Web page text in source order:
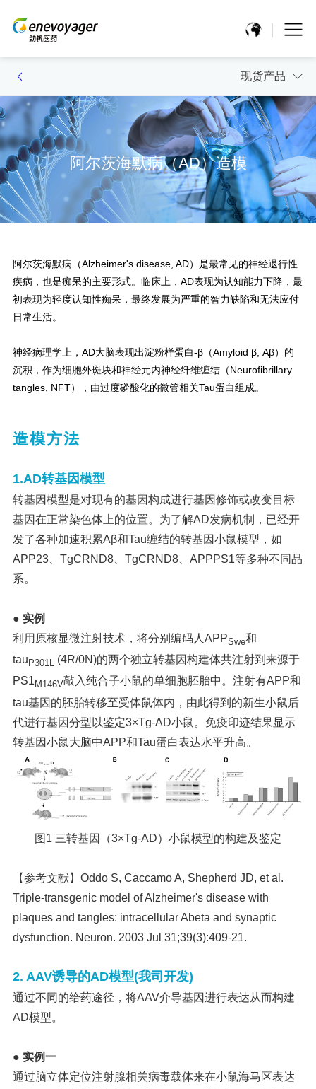
现货产品
阿尔茨海默病（AD）造模
阿尔茨海默病（Alzheimer's disease, AD）是最常见的神经退行性
疾病，也是痴呆的主要形式。临床上，AD表现为认知能力下降，最
初表现为轻度认知性痴呆，最终发展为严重的智力缺陷和无法应付
日常生活。
神经病理学上，AD大脑表现出淀粉样蛋白‐β（Amyloid β, Aβ）的
沉积，作为细胞外斑块和神经元内神经纤维缠结（Neurofibrillary
tangles, NFT），由过度磷酸化的微管相关Tau蛋白组成。
造模方法
1.AD转基因模型
转基因模型是对现有的基因构成进行基因修饰或改变目标
基因在正常染色体上的位置。为了解AD发病机制，已经开
发了各种加速积累Aβ和Tau缠结的转基因小鼠模型，如
APP23、TgCRND8、TgCRND8、APPPS1等多种不同品
系。
● 实例
利用原核显微注射技术，将分别编码人APPSwe和
tau P301L (4R/0N)的两个独立转基因构建体共注射到来源于
PS1M146V敲入纯合子小鼠的单细胞胚胎中。注射有APP和
tau基因的胚胎转移至受体鼠体内，由此得到的新生小鼠后
代进行基因分型以鉴定3×Tg-AD小鼠。免疫印迹结果显示
转基因小鼠大脑中APP和Tau蛋白表达水平升高。
图1 三转基因（3×Tg-AD）小鼠模型的构建及鉴定
【参考文献】 Oddo S, Caccamo A, Shepherd JD, et al.
Triple-transgenic model of Alzheimer's disease with
plaques and tangles: intracellular Abeta and synaptic
dysfunction. Neuron. 2003 Jul 31;39(3):409-21.
2. AAV诱导的AD模型(我司开发)
通过不同的给药途径，将AAV介导基因进行表达从而构建
AD模型。
● 实例一
通过脑立体定位注射腺相关病毒载体来在小鼠海马区表达